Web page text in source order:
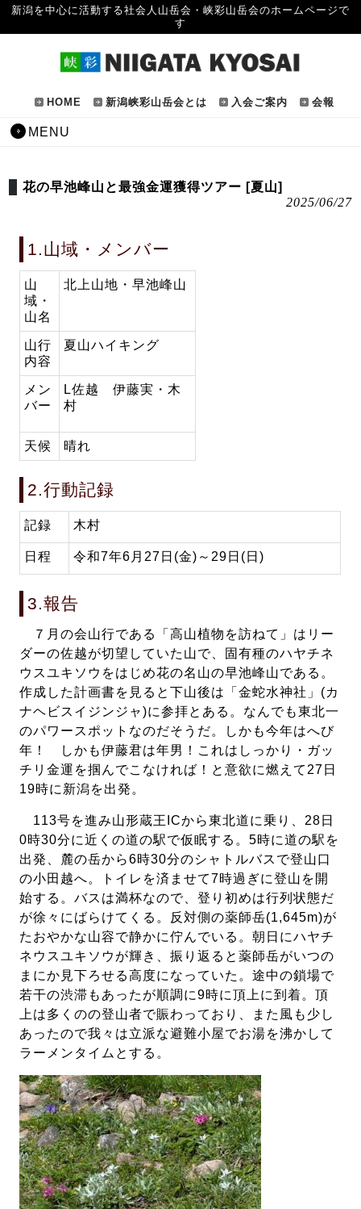
新潟を中心に活動する社会人山岳会・峡彩山岳会のホームページで
す
HOME 新潟峡彩山岳会とは 入会ご案内 会報
MENU
花の早池峰山と最強金運獲得ツアー [夏山]
2025/06/27
1.山域・メンバー
山
域・
山名
北上山地・早池峰山
山行
内容
夏山ハイキング
メン
バー
L佐越 伊藤実・木
村
天候 晴れ
2.行動記録
記録 木村
日程 令和7年6月27日(金)～29日(日)
3.報告
７月の会山行である「高山植物を訪ねて」はリー
ダーの佐越が切望していた山で、固有種のハヤチネ
ウスユキソウをはじめ花の名山の早池峰山である。
作成した計画書を見ると下山後は「金蛇水神社」(カ
ナヘビスイジンジャ)に参拝とある。なんでも東北一
のパワースポットなのだそうだ。しかも今年はへび
年！ しかも伊藤君は年男！これはしっかり・ガッ
チリ金運を掴んでこなければ！と意欲に燃えて27日
19時に新潟を出発。
113号を進み山形蔵王ICから東北道に乗り、28日
0時30分に近くの道の駅で仮眠する。5時に道の駅を
出発、麓の岳から6時30分のシャトルバスで登山口
の小田越へ。トイレを済ませて7時過ぎに登山を開
始する。バスは満杯なので、登り初めは行列状態だ
が徐々にばらけてくる。反対側の薬師岳(1,645m)が
たおやかな山容で静かに佇んでいる。朝日にハヤチ
ネウスユキソウが輝き、振り返ると薬師岳がいつの
まにか見下ろせる高度になっていた。途中の鎖場で
若干の渋滞もあったが順調に9時に頂上に到着。頂
上は多くのの登山者で賑わっており、また風も少し
あったので我々は立派な避難小屋でお湯を沸かして
ラーメンタイムとする。